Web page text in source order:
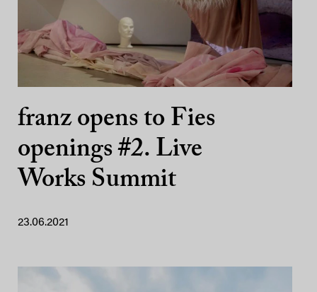
franz opens to Fies
openings #2. Live
Works Summit
23.06.2021